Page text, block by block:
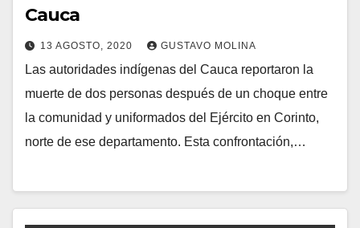
Cauca
13 AGOSTO, 2020 GUSTAVO MOLINA
Las autoridades indígenas del Cauca reportaron la
muerte de dos personas después de un choque entre
la comunidad y uniformados del Ejército en Corinto,
norte de ese departamento. Esta confrontación,…